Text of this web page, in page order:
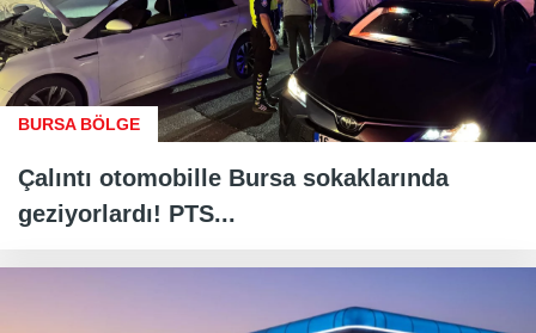
BURSA BÖLGE
Çalıntı otomobille Bursa sokaklarında
geziyorlardı! PTS...